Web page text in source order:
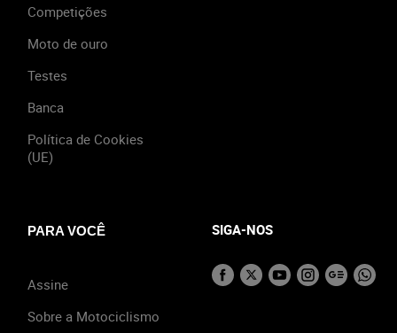
Competições
Moto de ouro
Testes
Banca
Política de Cookies
(UE)
PARA VOCÊ
Assine
Sobre a Motociclismo
SIGA-NOS